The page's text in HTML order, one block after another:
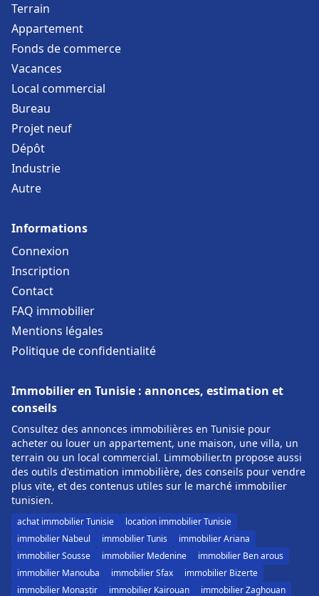
Terrain
Appartement
Fonds de commerce
Vacances
Local commercial
Bureau
Projet neuf
Dépôt
Industrie
Autre
Informations
Connexion
Inscription
Contact
FAQ immobilier
Mentions légales
Politique de confidentialité
Immobilier en Tunisie : annonces, estimation et
conseils
Consultez des annonces immobilières en Tunisie pour
acheter ou louer un appartement, une maison, une villa, un
terrain ou un local commercial. Limmobilier.tn propose aussi
des outils d'estimation immobilière, des conseils pour vendre
plus vite, et des contenus utiles sur le marché immobilier
tunisien.
achat immobilier Tunisie
location immobilier Tunisie
immobilier Nabeul
immobilier Tunis
immobilier Ariana
immobilier Sousse
immobilier Medenine
immobilier Ben arous
immobilier Manouba
immobilier Sfax
immobilier Bizerte
immobilier Monastir
immobilier Kairouan immobilier Zaghouan